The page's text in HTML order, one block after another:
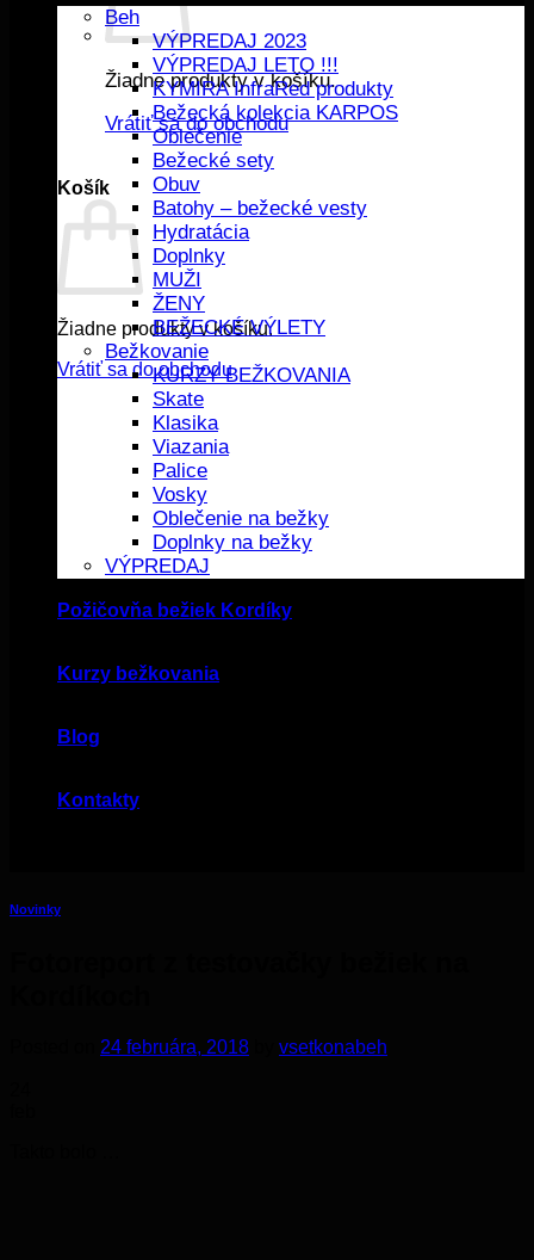
Žiadne produkty v košíku.
Vrátiť sa do obchodu
Košík
Žiadne produkty v košíku.
Vrátiť sa do obchodu
Beh
VÝPREDAJ 2023
VÝPREDAJ LETO !!!
KYMIRA InfraRed produkty
Bežecká kolekcia KARPOS
Oblečenie
Bežecké sety
Obuv
Batohy – bežecké vesty
Hydratácia
Doplnky
MUŽI
ŽENY
BEŽECKÉ VÝLETY
Bežkovanie
KURZY BEŽKOVANIA
Skate
Klasika
Viazania
Palice
Vosky
Oblečenie na bežky
Doplnky na bežky
VÝPREDAJ
Požičovňa bežiek Kordíky
Kurzy bežkovania
Blog
Kontakty
Novinky
24 februára, 2018 vsetkonabeh